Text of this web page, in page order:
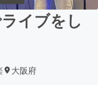
イブをし
大阪府